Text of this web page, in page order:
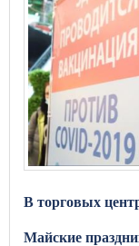
В торговых
Майские